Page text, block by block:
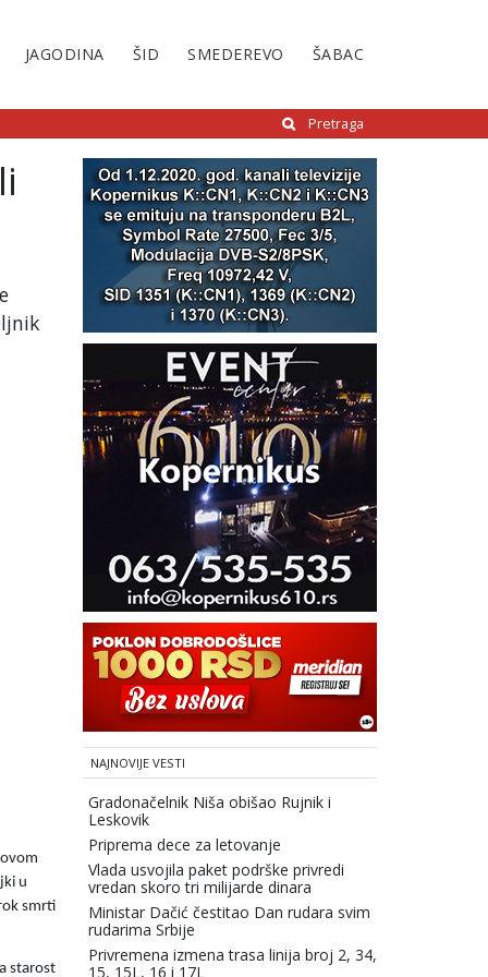
JAGODINA ŠID SMEDEREVO ŠABAC
Pretraga
u
smrti
starost
NAJNOVIJE VESTI
Gradonačelnik Niša obišao Rujnik i
Leskovik
Priprema dece za letovanje
Vlada usvojila paket podrške privredi
vredan skoro tri milijarde dinara
Ministar Dačić čestitao Dan rudara svim
rudarima Srbije
Privremena izmena trasa linija broj 2, 34,
15, 15L, 16 i 17L